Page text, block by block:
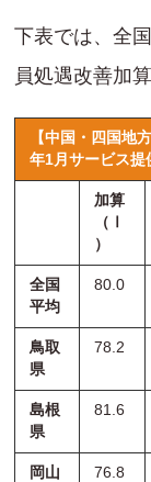
下表では、全
員処遇改善加
【中国・四国地
年1月サービス提
加算
（Ⅰ
）
全国
平均
80.0
鳥取
県
78.2
島根
県
81.6
岡山
76.8